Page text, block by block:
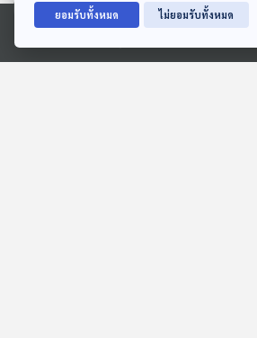
Ⓒ 2020 องค์การกระจายเสียงและแพร่ภาพสาธารณะแห่งประเทศไทย
ตอนที่เกี่ยวข้อง
ยอมรับทั้งหมด ไม่ยอมรับทั้งหมด